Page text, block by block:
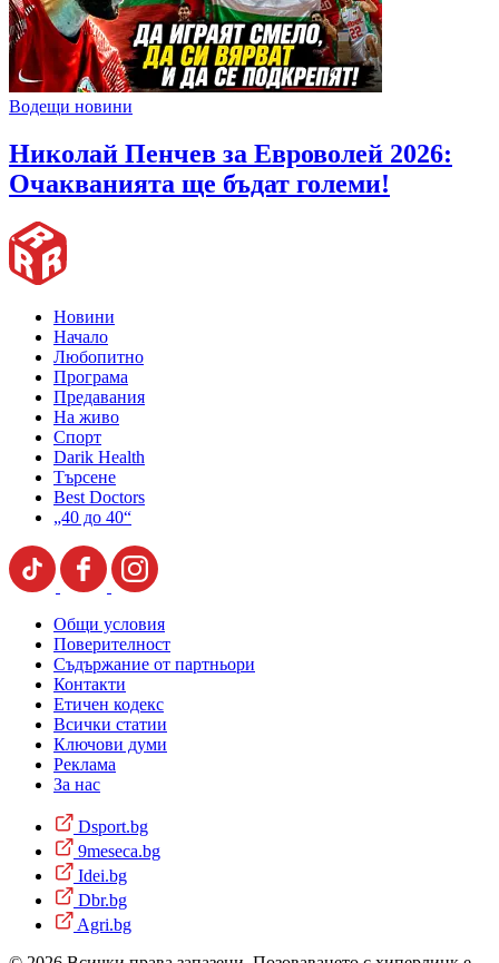
Водещи новини
Николай Пенчев за Евроволей 2026:
Очакванията ще бъдат големи!
Новини
Начало
Любопитно
Програма
Предавания
На живо
Спорт
Darik Health
Търсене
Best Doctors
„40 до 40“
Общи условия
Поверителност
Съдържание от партньори
Контакти
Етичен кодекс
Всички статии
Ключови думи
Реклама
За нас
Dsport.bg
9meseca.bg
Idei.bg
Dbr.bg
Agri.bg